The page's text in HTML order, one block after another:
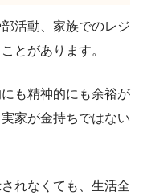
活動、家族でのレジ
とがあります。
も精神的にも余裕が
家が金持ちではない
れなくても、生活全